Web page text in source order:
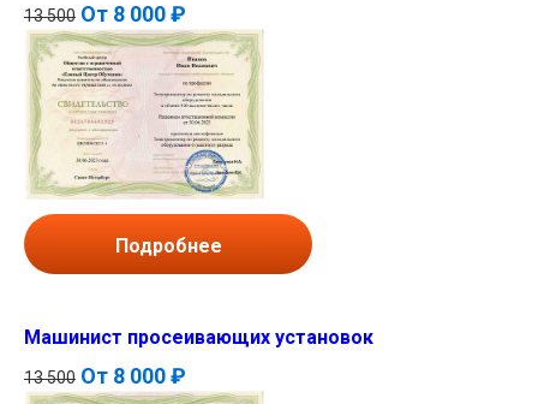
13 500 От 8 000 ₽
Подробнее
Машинист просеивающих установок
13 500 От 8 000 ₽